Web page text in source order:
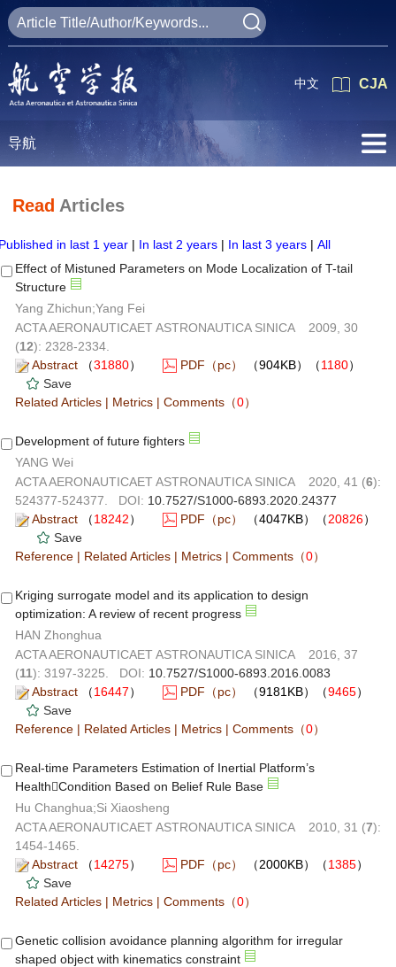
CJA
中文
导航
Read Articles
in last 1 year | In last 2 years | In last 3 years |All
Effect of Mistuned Parameters on Mode Localization of T-tail
Structure
Yang Zhichun;Yang Fei
ACTA AERONAUTICAET ASTRONAUTICA SINICA 2009, 30
(12): 2328-2334.
Abstract （31880） PDF（pc） （904KB）（1180）
Save
Related Articles | Metrics |Comments （0）
Development of future fighters
YANG Wei
ACTA AERONAUTICAET ASTRONAUTICA SINICA 2020, 41 (6):
524377-524377. DOI: 10.7527/S1000-6893.2020.24377
Abstract （18242） PDF（pc） （4047KB）（20826）
Save
Reference | Related Articles | Metrics |Comments （0）
Kriging surrogate model and its application to design
optimization: A review of recent progress
HAN Zhonghua
ACTA AERONAUTICAET ASTRONAUTICA SINICA 2016, 37
(11): 3197-3225. DOI: 10.7527/S1000-6893.2016.0083
Abstract （16447） PDF（pc） （9181KB）（9465）
Save
Reference | Related Articles | Metrics |Comments （0）
Real-time Parameters Estimation of Inertial Platform’s
HealthCondition Based on Belief Rule Base
Hu Changhua;Si Xiaosheng
ACTA AERONAUTICAET ASTRONAUTICA SINICA 2010, 31 (7):
1454-1465.
Abstract （14275） PDF（pc） （2000KB）（1385）
Save
Related Articles | Metrics |Comments （0）
Genetic collision avoidance planning algorithm for irregular
shaped object with kinematics constraint